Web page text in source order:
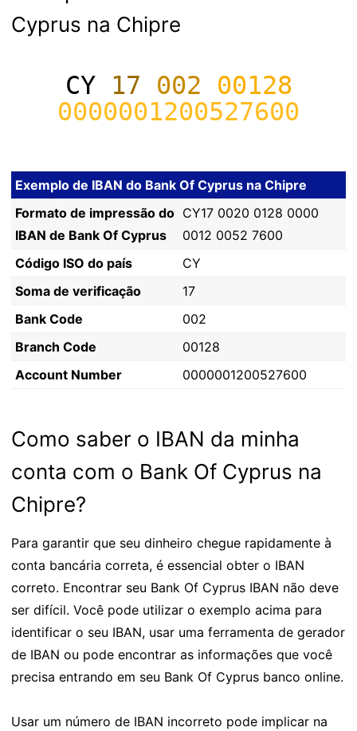
Cyprus na Chipre
CY17 002
00128
0000001200527600
Exemplo de IBAN do Bank Of Cyprus na Chipre
Formato de impressão do
IBAN de Bank Of Cyprus
CY17 0020 0128 0000
0012 0052 7600
Código ISO do país
CY
Soma de verificação
17
Bank Code
002
Branch Code
00128
Account Number
0000001200527600
Como saber o IBAN da minha
conta com o Bank Of Cyprus na
Chipre?
Para garantir que seu dinheiro chegue rapidamente à
conta bancária correta, é essencial obter o IBAN
correto. Encontrar seu Bank Of Cyprus IBAN não deve
ser difícil. Você pode utilizar o exemplo acima para
identificar o seu IBAN, usar uma ferramenta de gerador
de IBAN ou pode encontrar as informações que você
precisa entrando em seu Bank Of Cyprus banco online.
Usar um número de IBAN incorreto pode implicar na